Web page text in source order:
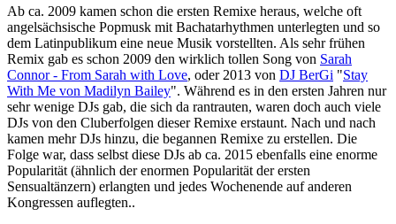
Ab ca. 2009 kamen schon die ersten Remixe heraus, welche oft
angelsächsische Popmusk mit Bachatarhythmen unterlegten und so
dem Latinpublikum eine neue Musik vorstellten. Als sehr frühen
Remix gab es schon 2009 den wirklich tollen Song von Sarah
Connor - From Sarah with Love, oder 2013 von DJ BerGi "Stay
With Me von Madilyn Bailey". Während es in den ersten Jahren nur
sehr wenige DJs gab, die sich da rantrauten, waren doch auch viele
DJs von den Cluberfolgen dieser Remixe erstaunt. Nach und nach
kamen mehr DJs hinzu, die begannen Remixe zu erstellen. Die
Folge war, dass selbst diese DJs ab ca. 2015 ebenfalls eine enorme
Popularität (ähnlich der enormen Popularität der ersten
Sensualtänzern) erlangten und jedes Wochenende auf anderen
Kongressen auflegten..